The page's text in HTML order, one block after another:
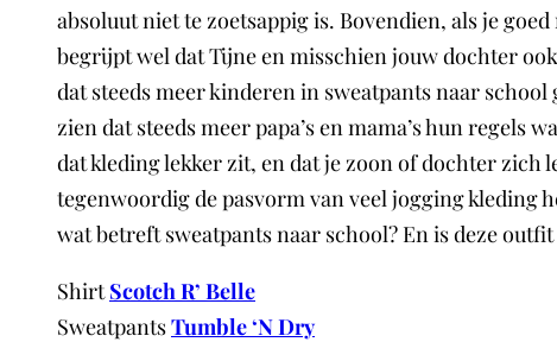
absoluut niet te zoetsappig is. Bovendien, als je
begrijpt wel dat Tijne en misschien jouw dochter
dat steeds meer kinderen in sweatpants naar
zien dat steeds meer papa’s en mama’s hun
dat kleding lekker zit, en dat je zoon of dochter zich
tegenwoordig de pasvorm van veel jogging kleding
wat betreft sweatpants naar school? En is deze
ShirtScotch R’ Belle
SweatpantsTumble ‘N Dry